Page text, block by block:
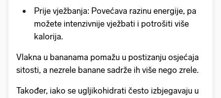
Prije vježbanja: Povećava razinu energije, pa
možete intenzivnije vježbati i potrošiti više
kalorija.
Vlakna u bananama pomažu u postizanju osjećaja
sitosti, a nezrele banane sadrže ih više nego zrele.
Također, iako se ugljikohidrati često izbjegavaju u